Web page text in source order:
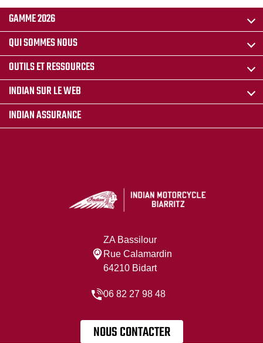
GAMME 2026
QUI SOMMES NOUS
OUTILS ET RESSOURCES
INDIAN SUR LE WEB
INDIAN ASSURANCE
ZA Bassilour
Rue Calamardin
64210 Bidart
06 82 27 98 48
NOUS CONTACTER